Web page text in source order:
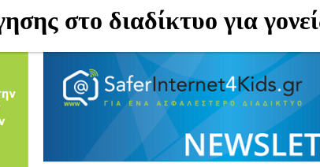
στο διαδίκτυο για